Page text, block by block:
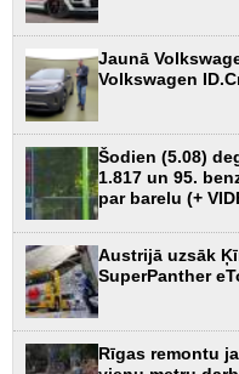
Jaunā
Volkswagen
Šodien (5.08)
1.817 un 95.
par barelu (+
Austrijā uzsāk
SuperPanther
Rīgas remontu